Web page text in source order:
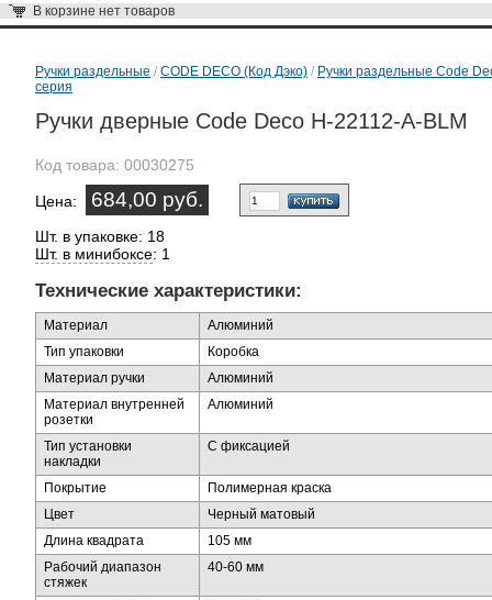
В корзине нет товаров
Ручки раздельные / CODE DECO (Код Дэко) / Ручки раздельные Code
серия
Ручки дверные Code Deco H-22112-A-BLM
Код товара: 00030275
Цена: 684,00 руб.
Шт. в упаковке: 18
Шт. в минибоксе: 1
Технические характеристики:
Материал
Алюминий
Тип упаковки
Коробка
Материал ручки
Алюминий
Материал внутренней
розетки
Алюминий
Тип установки
накладки
С фиксацией
Покрытие
Полимерная краска
Цвет
Черный матовый
Длина квадрата
105 мм
Рабочий диапазон
стяжек
40-60 мм